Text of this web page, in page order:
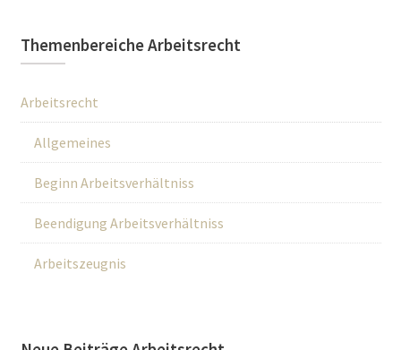
Themenbereiche Arbeitsrecht
Arbeitsrecht
Allgemeines
Beginn Arbeitsverhältniss
Beendigung Arbeitsverhältniss
Arbeitszeugnis